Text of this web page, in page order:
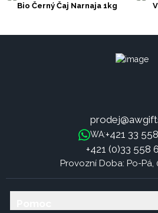
Bio Černý Čaj Narnaja 1kg
WA:+421 33
+421 (0)33 558
Provozní Doba: Po-Pá,